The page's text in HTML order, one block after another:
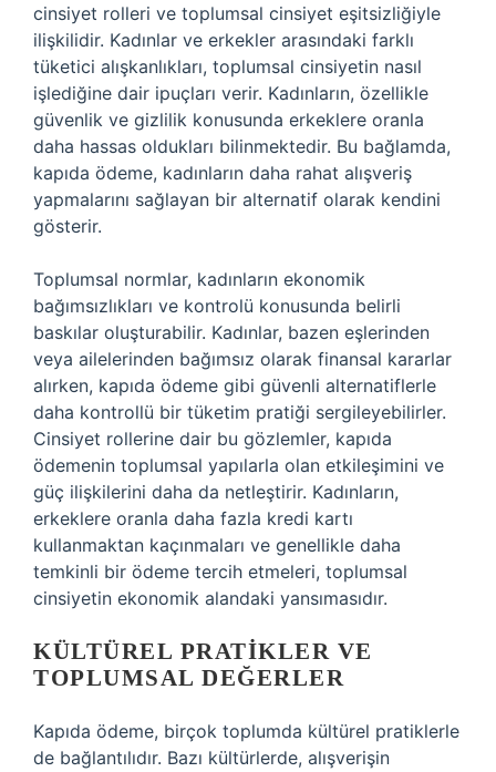
cinsiyet rolleri ve toplumsal cinsiyet eşitsizliğiyle
ilişkilidir. Kadınlar ve erkekler arasındaki farklı
tüketici alışkanlıkları, toplumsal cinsiyetin nasıl
işlediğine dair ipuçları verir. Kadınların, özellikle
güvenlik ve gizlilik konusunda erkeklere oranla
daha hassas oldukları bilinmektedir. Bu bağlamda,
kapıda ödeme, kadınların daha rahat alışveriş
yapmalarını sağlayan bir alternatif olarak kendini
gösterir.
Toplumsal normlar, kadınların ekonomik
bağımsızlıkları ve kontrolü konusunda belirli
baskılar oluşturabilir. Kadınlar, bazen eşlerinden
veya ailelerinden bağımsız olarak finansal kararlar
alırken, kapıda ödeme gibi güvenli alternatiflerle
daha kontrollü bir tüketim pratiği sergileyebilirler.
Cinsiyet rollerine dair bu gözlemler, kapıda
ödemenin toplumsal yapılarla olan etkileşimini ve
güç ilişkilerini daha da netleştirir. Kadınların,
erkeklere oranla daha fazla kredi kartı
kullanmaktan kaçınmaları ve genellikle daha
temkinli bir ödeme tercih etmeleri, toplumsal
cinsiyetin ekonomik alandaki yansımasıdır.
KÜLTÜREL PRATIKLER VE
TOPLUMSAL DEĞERLER
Kapıda ödeme, birçok toplumda kültürel pratiklerle
de bağlantılıdır. Bazı kültürlerde, alışverişin